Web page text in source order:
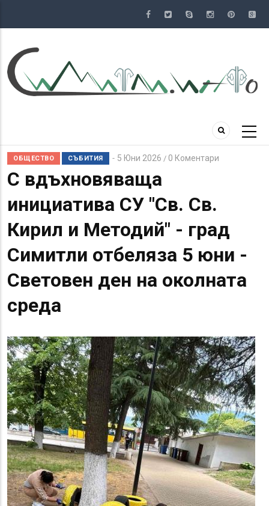
съдържание
ОБЩЕСТВО СЪБИТИЯ 5 Юни 2026 / 0 Коментари
С вдъхновяваща
инициатива СУ "Св. Св.
Кирил и Методий" - град
Симитли отбеляза 5 юни -
Световен ден на околната
среда